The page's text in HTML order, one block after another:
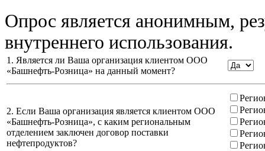
Опрос является анонимным,
внутреннего использования.
1. Является ли Ваша организация клиентом ООО
«Башнефть-Розница» на данный момент?
2. Если Ваша организация является клиентом ООО
«Башнефть-Розница», с каким региональным
отделением заключен договор поставки
нефтепродуктов?